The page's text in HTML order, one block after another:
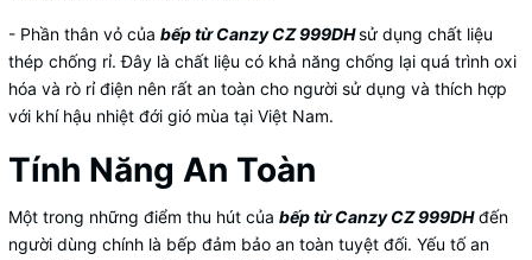
- Phần thân vỏ của bếp từ Canzy CZ 999DHsử dụng chất liệu
thép chống rỉ. Đây là chất liệu có khả năng chống lại quá trình oxi
hóa và rò rỉ điện nên rất an toàn cho người sử dụng và thích hợp
với khí hậu nhiệt đới gió mùa tại Việt Nam.
Tính Năng An Toàn
Một trong những điểm thu hút của bếp từCanzy CZ 999DHđến
người dùng chính là bếp đảm bảo an toàn tuyệt đối. Yếu tố an